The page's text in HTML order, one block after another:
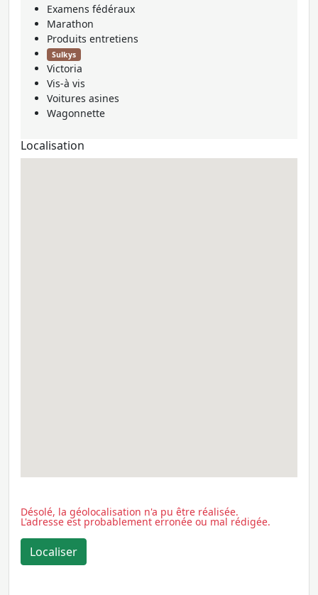
Examens fédéraux
Marathon
Produits entretiens
Sulkys
Victoria
Vis-à vis
Voitures asines
Wagonnette
Localisation
Désolé, la géolocalisation n'a pu être réalisée.
L'adresse est probablement erronée ou mal rédigée.